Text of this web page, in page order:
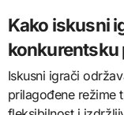
Kako iskusni
konkurentsku
Iskusni igrači
prilagođene režime